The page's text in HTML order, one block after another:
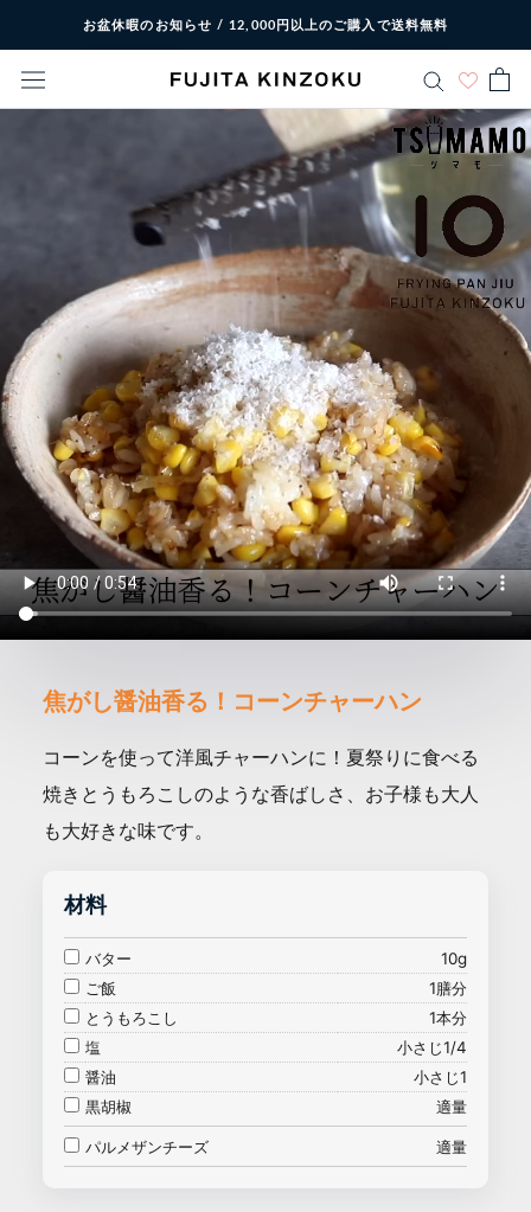
移
動
す
る
お盆休暇のお知らせ / 12,000円以上のご購入で送料無料
焦がし醤油香る！コーンチャーハン
コーンを使って洋風チャーハンに！夏祭りに食べる
焼きとうもろこしのような香ばしさ、お子様も大人
も大好きな味です。
材料
バター
10g
ご飯
1膳分
とうもろこし
1本分
塩
小さじ1/4
醤油
小さじ1
黒胡椒
適量
パルメザンチーズ 適量